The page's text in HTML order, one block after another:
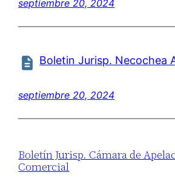
septiembre 20, 2024
Boletin Jurisp. Necochea
septiembre 20, 2024
Boletín Jurisp. Cámara de
Comercial